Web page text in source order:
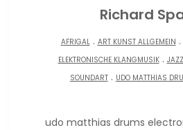
Richard
AFRIGAL. ART KUNST ALLGEMEIN .
ELEKTRONISCHE KLANGMUSIK. JAZZ
SOUNDART. UDO MATTHIAS
udo matthias drums